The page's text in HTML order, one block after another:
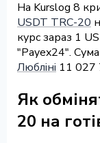
На Kurslog 8
USDT TRC-20
курс зараз 1
"Payex24".
Любліні 11 027
Як
20 на